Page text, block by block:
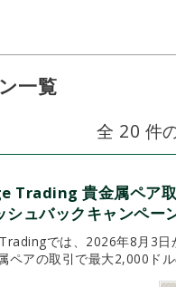
一覧
全 20 件
Trading 貴金属ペア
シュバックキャンペー
では、2026年8月3日
ペアの取引で最大2,000ドル